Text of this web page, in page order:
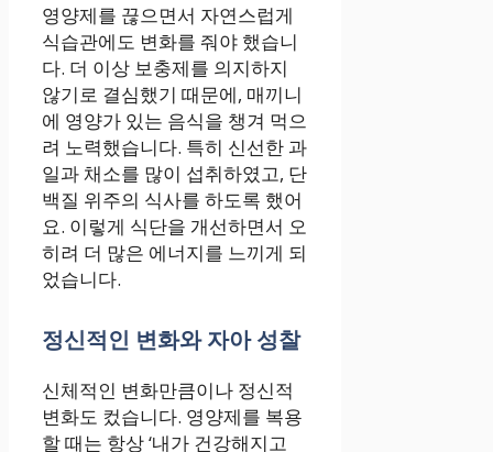
영양제를 끊으면서 자연스럽게
식습관에도 변화를 줘야 했습니
다. 더 이상 보충제를 의지하지
않기로 결심했기 때문에, 매끼니
에 영양가 있는 음식을 챙겨 먹으
려 노력했습니다. 특히 신선한 과
일과 채소를 많이 섭취하였고, 단
백질 위주의 식사를 하도록 했어
요. 이렇게 식단을 개선하면서 오
히려 더 많은 에너지를 느끼게 되
었습니다.
정신적인 변화와 자아 성찰
신체적인 변화만큼이나 정신적
변화도 컸습니다. 영양제를 복용
할 때는 항상 ‘내가 건강해지고